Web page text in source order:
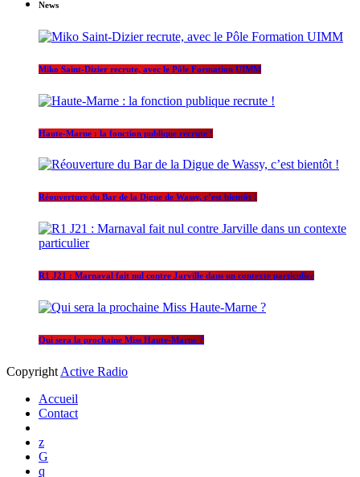
News
Miko Saint-Dizier recrute, avec le Pôle Formation UIMM
Haute-Marne : la fonction publique recrute !
Réouverture du Bar de la Digue de Wassy, c’est bientôt !
R1 J21 : Marnaval fait nul contre Jarville dans un contexte particulier
Qui sera la prochaine Miss Haute-Marne ?
Copyright Active Radio
Accueil
Contact